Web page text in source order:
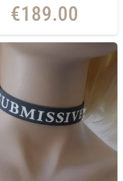
€189.00